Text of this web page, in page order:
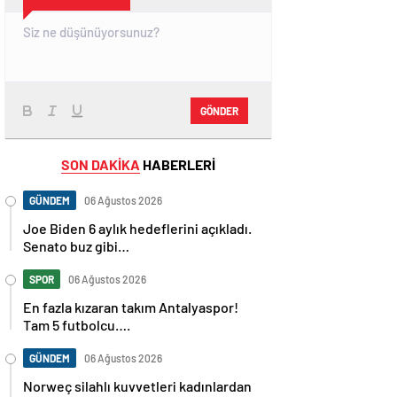
GÖNDER
SON DAKİKA HABERLERİ
GÜNDEM 06 Ağustos 2026
Joe Biden 6 aylık hedeflerini açıkladı.
Senato buz gibi…
SPOR 06 Ağustos 2026
En fazla kızaran takım Antalyaspor!
Tam 5 futbolcu….
GÜNDEM 06 Ağustos 2026
Norweç silahlı kuvvetleri kadınlardan